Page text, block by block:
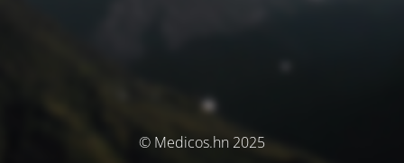
© Medicos.hn 2025